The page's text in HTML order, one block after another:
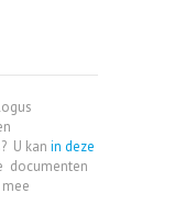
U kan in deze
documenten